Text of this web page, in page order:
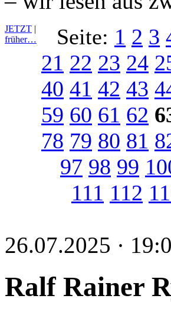
JETZT |
früher…
Seite: 1 2 3
21 22 23 24
40 41 42 43
59 60 61 62
78 79 80 81
97 98 99
111 112
26.07.2025 ·
Ralf Rainer